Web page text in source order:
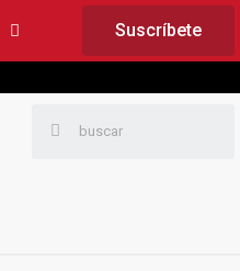
Suscríbete